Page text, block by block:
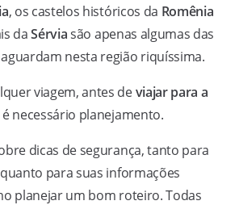
, os castelos históricos da Romênia
daSérviasão apenas algumas das
nesta região riquíssima.
viagem, antes deviajar para a
é necessário planejamento.
dicas de segurança, tanto para
para suas informações
planejar um bom roteiro. Todas